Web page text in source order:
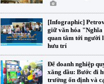
[Infographic]
giữ văn hóa
quan tâm tới người
hưu trí
Để doanh nghiệp
xăng dầu: Bước đi
trường ổn định và